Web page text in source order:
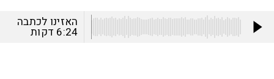
האזינו לכתבה
6:24 דקות